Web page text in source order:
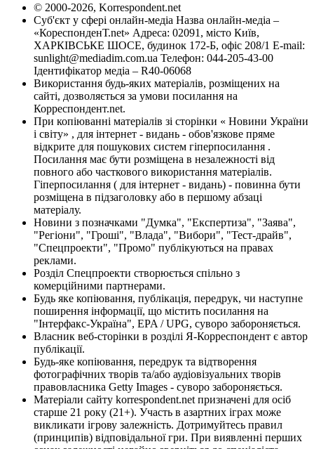
© 2000-2026, Korrespondent.net
Суб'єкт у сфері онлайн-медіа Назва онлайн-медіа –
«КореспонденТ.net» Адреса: 02091, місто Київ,
ХАРКІВСЬКЕ ШОСЕ, будинок 172-Б, офіс 208/1 E-mail:
sunlight@mediadim.com.ua Телефон: 044-205-43-00
Ідентифікатор медіа – R40-06068
Використання будь-яких матеріалів, розміщених на
сайті, дозволяється за умови посилання на
Корреспондент.net.
При копіюванні матеріалів зі сторінки « Новини України
і світу» , для інтернет - видань - обов'язкове пряме
відкрите для пошукових систем гіперпосилання .
Посилання має бути розміщена в незалежності від
повного або часткового використання матеріалів.
Гіперпосилання ( для інтернет - видань) - повинна бути
розміщена в підзаголовку або в першому абзаці
матеріалу.
Новини з позначками "Думка", "Експертиза", "Заява",
"Регіони", "Гроші", "Влада", "Вибори", "Тест-драйв",
"Спецпроекти", "Промо" публікуються на правах
реклами.
Розділ Спецпроекти створюється спільно з
комерційними партнерами.
Будь яке копіювання, публікація, передрук, чи наступне
поширення інформації, що містить посилання на
"Інтерфакс-Україна", EPA / UPG, суворо забороняється.
Власник веб-сторінки в розділі Я-Корреспондент є автор
публікації.
Будь-яке копіювання, передрук та відтворення
фотографічних творів та/або аудіовізуальних творів
правовласника Getty Images - суворо забороняється.
Матеріали сайту korrespondent.net призначені для осіб
старше 21 року (21+). Участь в азартних іграх може
викликати ігрову залежність. Дотримуйтесь правил
(принципів) відповідальної гри. При виявленні перших